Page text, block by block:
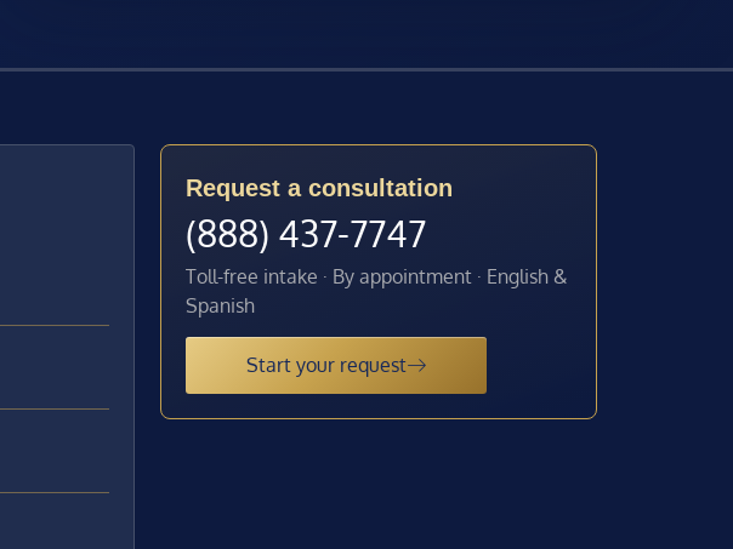
Request a consultation
(888) 437-7747
Toll-free intake · By appointment · English &
Spanish
Start your request